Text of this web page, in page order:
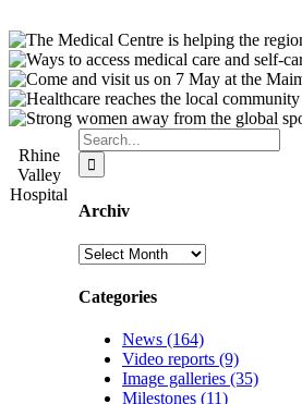
Search
for:
Archiv
Archiv
Categories
News (164)
Video reports (9)
Image galleries (35)
Milestones (11)
Rhine
Valley
Hospital